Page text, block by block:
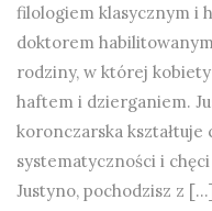
filologiem klasycznym i
doktorem
rodziny, w której
haftem i dzierganiem.
koronczarska kształtuje
systematyczności i
Justyno, pochodzisz z